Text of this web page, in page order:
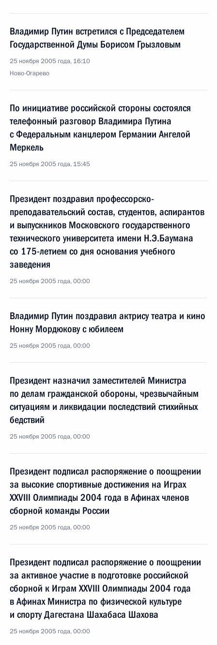
Владимир Путин встретился с Председателем
Государственной Думы Борисом Грызловым
25 ноября 2005 года, 16:10
Ново-Огарево
По инициативе российской стороны состоялся
телефонный разговор Владимира Путина
с Федеральным канцлером Германии Ангелой
Меркель
25 ноября 2005 года, 15:45
Президент поздравил профессорско-
преподавательский состав, студентов, аспирантов
и выпускников Московского государственного
технического университета имени Н.Э.Баумана
со 175-летием со дня основания учебного
заведения
25 ноября 2005 года, 00:00
Владимир Путин поздравил актрису театра и кино
Нонну Мордюкову с юбилеем
25 ноября 2005 года, 00:00
Президент назначил заместителей Министра
по делам гражданской обороны, чрезвычайным
ситуациям и ликвидации последствий стихийных
бедствий
25 ноября 2005 года, 00:00
Президент подписал распоряжение о поощрении
за высокие спортивные достижения на Играх
XXVIII Олимпиады 2004 года в Афинах членов
сборной команды России
25 ноября 2005 года, 00:00
Президент подписал распоряжение о поощрении
за активное участие в подготовке российской
сборной к Играм XXVIII Олимпиады 2004 года
в Афинах Министра по физической культуре
и спорту Дагестана Шахабаса Шахова
25 ноября 2005 года, 00:00